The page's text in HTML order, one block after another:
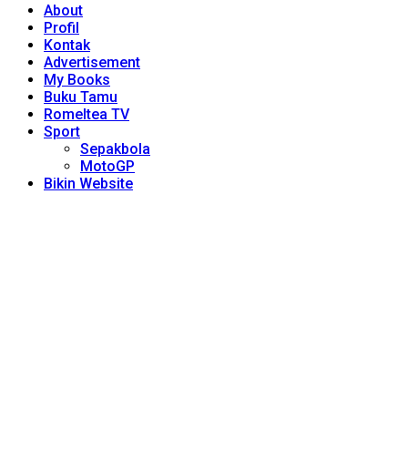
About
Profil
Kontak
Advertisement
My Books
Buku Tamu
Romeltea TV
Sport
Sepakbola
MotoGP
Bikin Website